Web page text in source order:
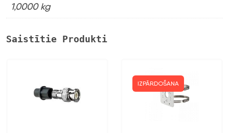
1,0000 kg
Saistītie Produkti
IZPĀRDOŠANA